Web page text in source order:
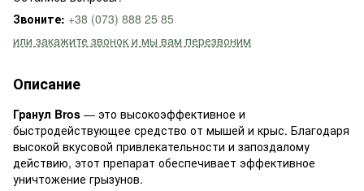
Звоните: +38 (073) 888 25 85
или закажите звонок и мы вам перезвоним
Описание
Гранул Bros — это высокоэффективное и
быстродействующее средство от мышей и крыс. Благодаря
высокой вкусовой привлекательности и запоздалому
действию, этот препарат обеспечивает эффективное
уничтожение грызунов.